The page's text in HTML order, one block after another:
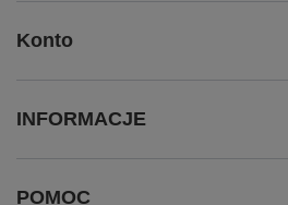
Konto
INFORMACJE
POMOC